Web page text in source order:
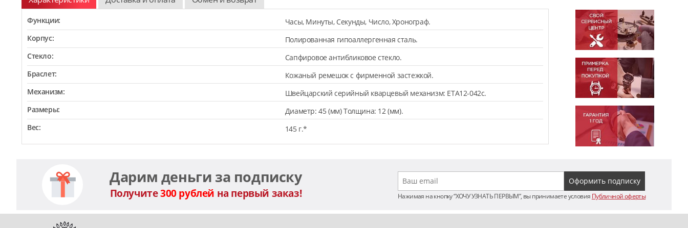
Функции:
Часы, Минуты, Секунды, Число, Хронограф.
Корпус:
Полированная гипоаллергенная сталь.
Стекло:
Сапфировое антибликовое стекло.
Браслет:
Кожаный ремешок с фирменной застежкой.
Механизм:
Швейцарский серийный кварцевый механизм: ETA12-042c.
Размеры:
Диаметр: 45 (мм) Толщина: 12 (мм).
Вес:
145 г.*
Дарим деньги за подписку
Получите300 рублей на первый заказ! Нажимая на кнопку “ХОЧУ УЗНАТЬ ПЕРВЫМ”, вы принимаете условия Публичной оферты